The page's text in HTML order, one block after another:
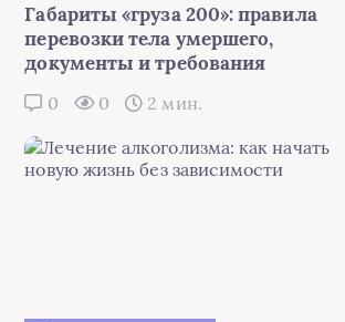
Габариты «груза 200»: правила
перевозки тела умершего,
документы и требования
0 0 2 мин.